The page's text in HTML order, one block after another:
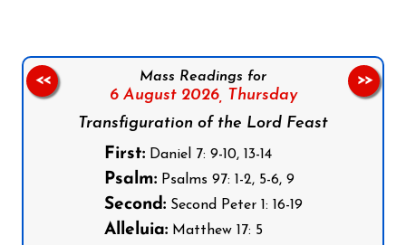
Mass Readings for
6 August 2026, Thursday
Transfiguration of the Lord Feast
First:Daniel 7: 9-10, 13-14
Psalm:Psalms 97: 1-2, 5-6, 9
Second:Second Peter 1: 16-19
Alleluia:Matthew 17: 5
<< >>